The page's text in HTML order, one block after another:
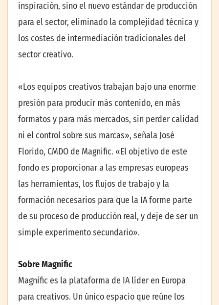
inspiración, sino el nuevo estándar de producción
para el sector, eliminado la complejidad técnica y
los costes de intermediación tradicionales del
sector creativo.
«Los equipos creativos trabajan bajo una enorme
presión para producir más contenido, en más
formatos y para más mercados, sin perder calidad
ni el control sobre sus marcas», señala José
Florido, CMDO de Magnific. «El objetivo de este
fondo es proporcionar a las empresas europeas
las herramientas, los flujos de trabajo y la
formación necesarios para que la IA forme parte
de su proceso de producción real, y deje de ser un
simple experimento secundario».
Sobre Magnific
Magnific es la plataforma de IA líder en Europa
para creativos. Un único espacio que reúne los